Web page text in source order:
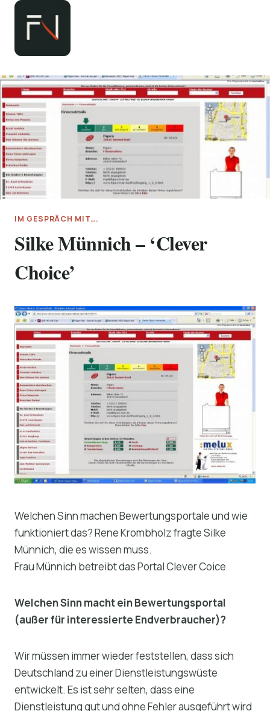
Zum
springen
IM GESPRÄCH MIT….
Silke Münnich – ‘Clever
Choice’
Welchen Sinn machen Bewertungsportale und wie
funktioniert das? Rene Krombholz fragte Silke
Münnich, die es wissen muss.
Frau Münnich betreibt das Portal Clever Coice
Welchen Sinn macht ein Bewertungsportal
(außer für interessierte Endverbraucher)?
Wir müssen immer wieder feststellen, dass sich
Deutschland zu einer Dienstleistungswüste
entwickelt. Es ist sehr selten, dass eine
Dienstleistung gut und ohne Fehler ausgeführt wird